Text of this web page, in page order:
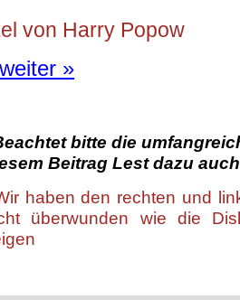
von Harry Popow
»
bitte die
Beitrag Lest dazu
haben den rechten und
überwunden wie die